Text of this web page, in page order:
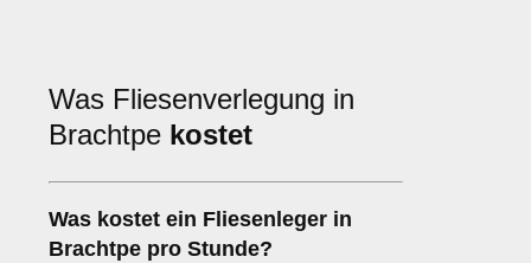
Was Fliesenverlegung in
Brachtpe kostet
Was kostet ein Fliesenleger in
Brachtpe pro Stunde?